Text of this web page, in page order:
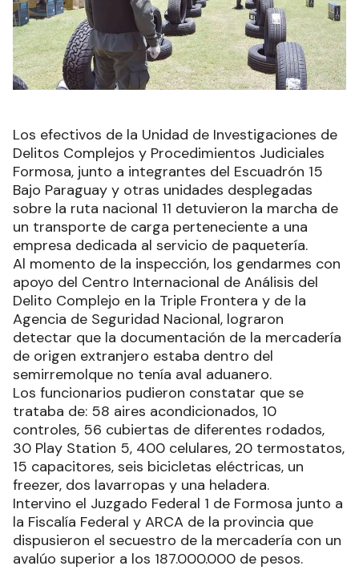
Los efectivos de la Unidad de Investigaciones de
Delitos Complejos y Procedimientos Judiciales
Formosa, junto a integrantes del Escuadrón 15
Bajo Paraguay y otras unidades desplegadas
sobre la ruta nacional 11 detuvieron la marcha de
un transporte de carga perteneciente a una
empresa dedicada al servicio de paquetería.
Al momento de la inspección, los gendarmes con
apoyo del Centro Internacional de Análisis del
Delito Complejo en la Triple Frontera y de la
Agencia de Seguridad Nacional, lograron
detectar que la documentación de la mercadería
de origen extranjero estaba dentro del
semirremolque no tenía aval aduanero.
Los funcionarios pudieron constatar que se
trataba de: 58 aires acondicionados, 10
controles, 56 cubiertas de diferentes rodados,
30 Play Station 5, 400 celulares, 20 termostatos,
15 capacitores, seis bicicletas eléctricas, un
freezer, dos lavarropas y una heladera.
Intervino el Juzgado Federal 1 de Formosa junto a
la Fiscalía Federal y ARCA de la provincia que
dispusieron el secuestro de la mercadería con un
avalúo superior a los 187.000.000 de pesos.